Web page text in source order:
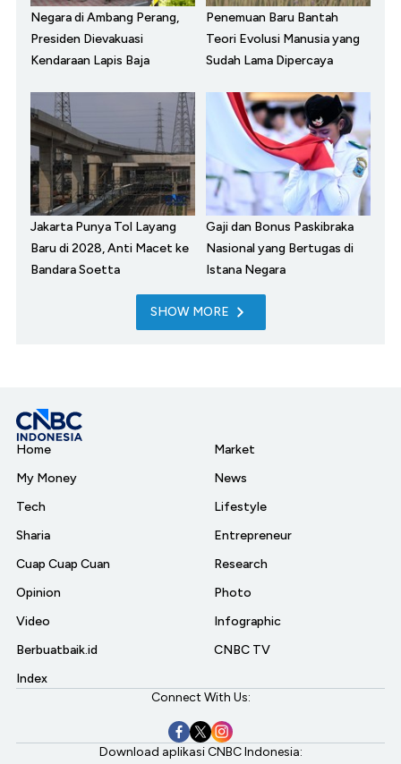
Negara di Ambang Perang,
Presiden Dievakuasi
Kendaraan Lapis Baja
Penemuan Baru Bantah
Teori Evolusi Manusia yang
Sudah Lama Dipercaya
Jakarta Punya Tol Layang
Baru di 2028, Anti Macet ke
Bandara Soetta
Gaji dan Bonus Paskibraka
Nasional yang Bertugas di
Istana Negara
SHOW MORE
Home
My Money
Tech
Sharia
Cuap Cuap Cuan
Opinion
Video
Berbuatbaik.id
Index
Market
News
Lifestyle
Entrepreneur
Research
Photo
Infographic
CNBC TV
Connect With Us:
Download aplikasi CNBC Indonesia: